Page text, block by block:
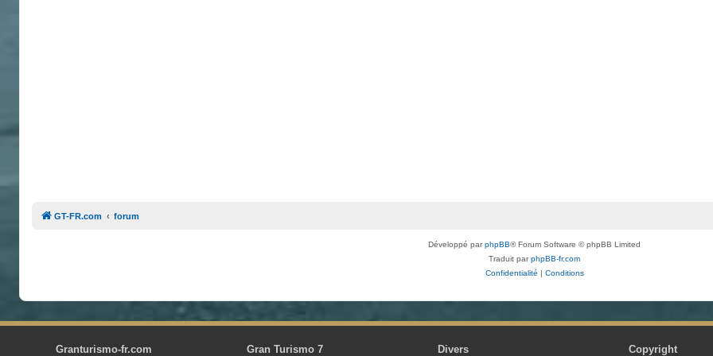
GT-FR.com forum
Développé parphpBB® Forum Software © phpBB Limited
Traduit parphpBB-fr.com
Confidentialité
Conditions
Granturismo-fr.com Gran Turismo 7 Divers Copyright